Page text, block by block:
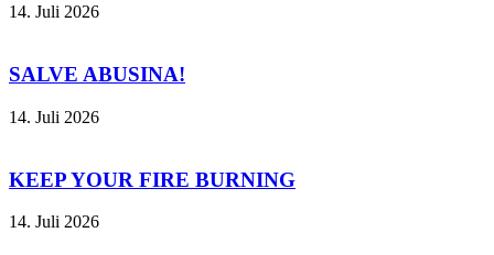
14. Juli 2026
SALVE ABUSINA!
14. Juli 2026
KEEP YOUR FIRE BURNING
14. Juli 2026